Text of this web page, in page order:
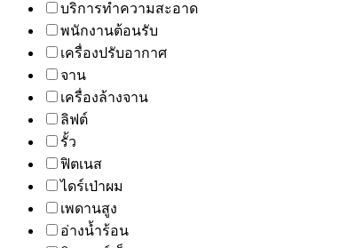
บริการทำความสะอาด
พนักงานต้อนรับ
เครื่องปรับอากาศ
จาน
เครื่องล้างจาน
ลิฟต์
รั้ว
ฟิตเนส
ไดร์เป่าผม
เพดานสูง
อ่างน้ำร้อน